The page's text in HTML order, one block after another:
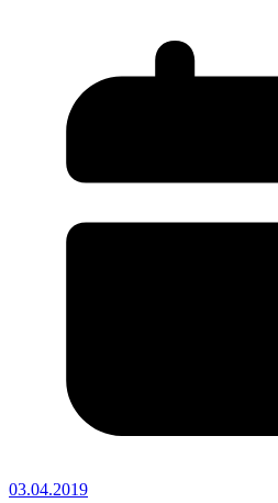
03.04.2019